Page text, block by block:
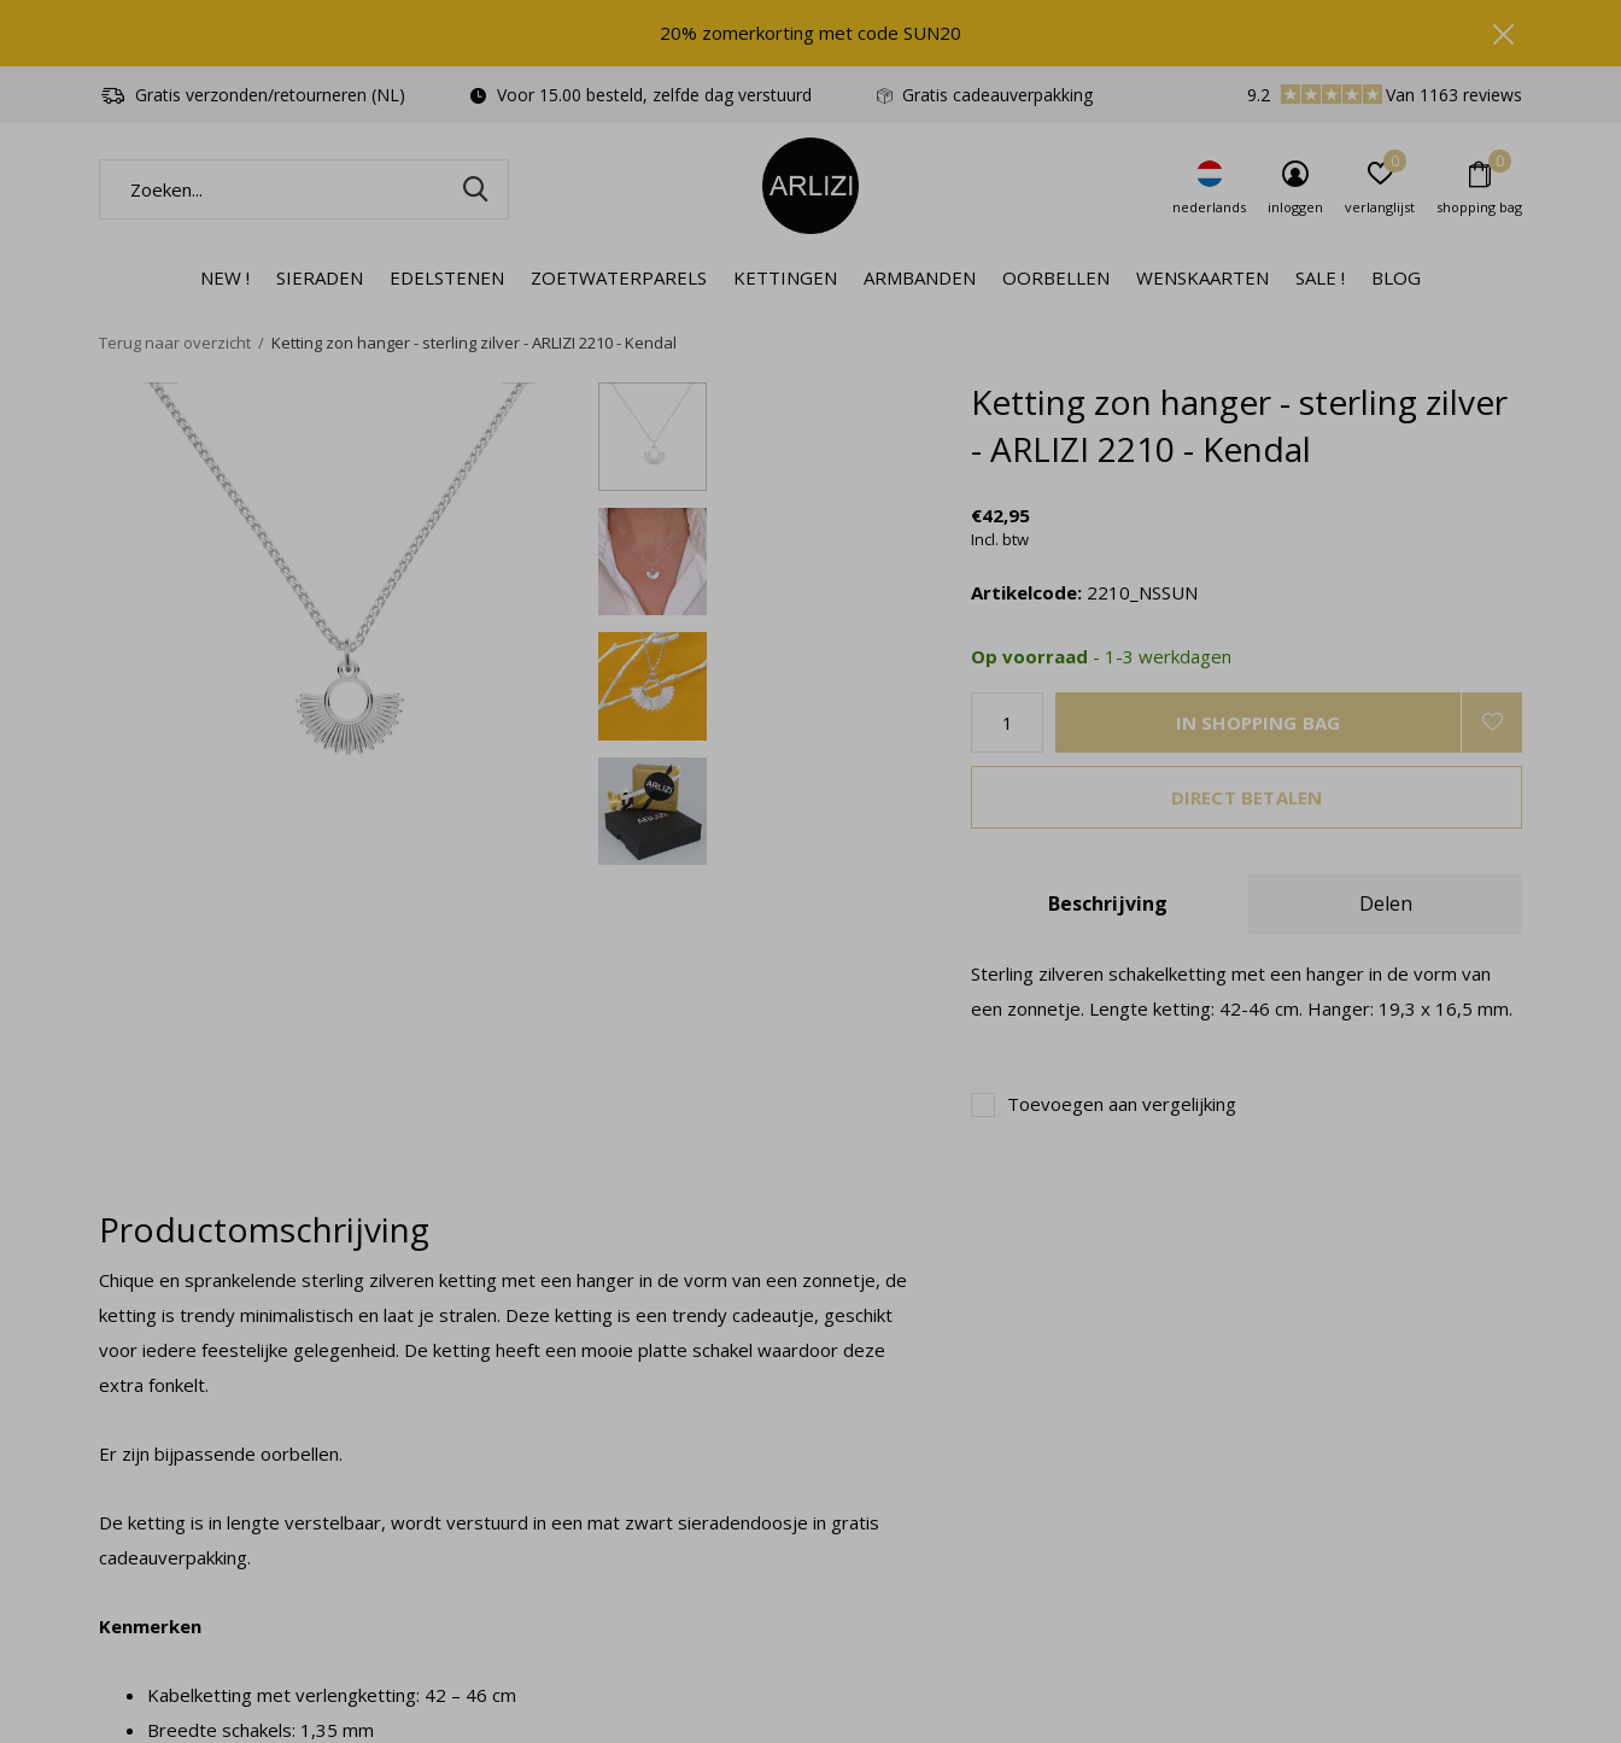
NEW ! SIERADEN EDELSTENEN ZOETWATERPARELS KETTINGEN ARMBANDEN OORBELLEN WENSKAARTEN SALE ! BLOG
nederlands inloggen verlanglijst
0
shopping bag
0
Gratis verzonden/retourneren (NL) Voor 15.00 besteld, zelfde dag verstuurd Gratis cadeauverpakking 9.2 Van 1163 reviews
20% zomerkorting met code SUN20
Terug naar overzicht Ketting zon hanger - sterling zilver - ARLIZI 2210 - Kendal
Ketting zon hanger - sterling zilver
- ARLIZI 2210 - Kendal
€42,95
Incl. btw
Artikelcode: 2210_NSSUN
Op voorraad - 1-3 werkdagen
IN SHOPPING BAG
DIRECT BETALEN
Beschrijving Delen
Sterling zilveren schakelketting met een hanger in de vorm van
een zonnetje. Lengte ketting: 42-46 cm. Hanger: 19,3 x 16,5 mm.
Toevoegen aan vergelijking
Productomschrijving
Chique en sprankelende sterling zilveren ketting met een hanger in de vorm van een zonnetje, de
ketting is trendy minimalistisch en laat je stralen. Deze ketting is een trendy cadeautje, geschikt
voor iedere feestelijke gelegenheid. De ketting heeft een mooie platte schakel waardoor deze
extra fonkelt.
Er zijn bijpassende oorbellen.
De ketting is in lengte verstelbaar, wordt verstuurd in een mat zwart sieradendoosje in gratis
cadeauverpakking.
Kenmerken
Kabelketting met verlengketting: 42 – 46 cm
Breedte schakels: 1,35 mm